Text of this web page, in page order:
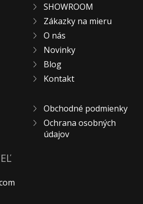
SHOWROOM
Zákazky na mieru
O nás
Novinky
Blog
Kontakt
Obchodné podmienky
Ochrana osobných
údajov